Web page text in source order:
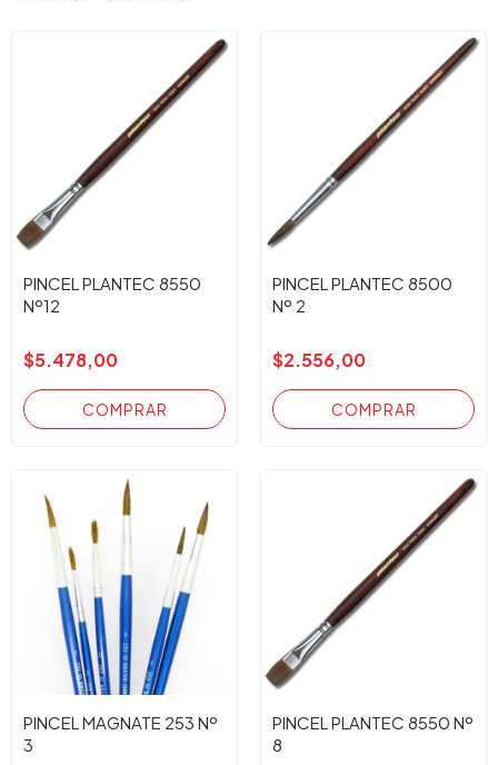
PINCEL PLANTEC 8550
Nº12
$5.478,00
PINCEL PLANTEC 8500
Nº 2
$2.556,00
PINCEL MAGNATE 253 Nº
3
PINCEL PLANTEC 8550 Nº
8